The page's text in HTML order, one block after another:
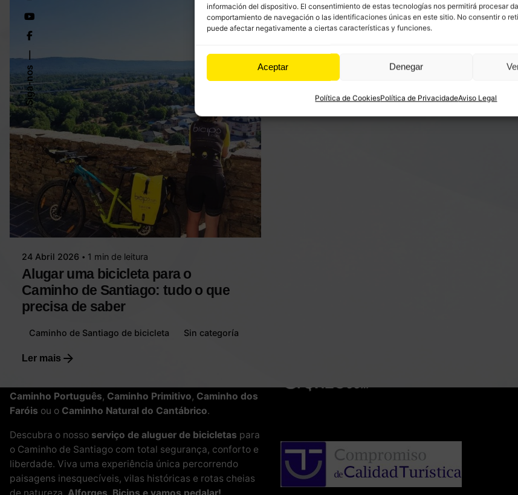
información del dispositivo. El consentimiento de estas tecnologías nos permitirá procesar
comportamiento de navegación o las identificaciones únicas en este sitio. No consentir o
puede afectar negativamente a ciertas características y funciones.
Aceptar Denegar
Política de CookiesPolítica de PrivacidadeAviso Legal
Siga-nos
Publicado por
bicips.com
24 Abril 2026 1 min de leitura
Alugar uma bicicleta para o
Caminho de Santiago: tudo o que
precisa de saber
Caminho de Santiago de bicicleta Sin categoría
Ler mais
rotas ciclistas no norte de Espanha
. Na Bicips
oferecemos bicicletas MTB, elétricas e gravel
totalmente equipadas, revisadas e prontas para
Caminho Português, Caminho Primitivo, Caminho dos
Faróis ou o Caminho Natural do Cantábrico.
Descubra o nosso serviço de aluguer de bicicletas para
o Caminho de Santiago com total segurança, conforto e
liberdade. Viva uma experiência única percorrendo
paisagens inesquecíveis, vilas históricas e rotas cheias
de natureza. Alforges, Bicips e vamos pedalar!